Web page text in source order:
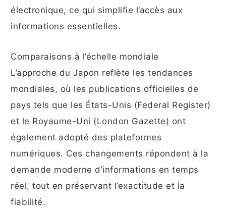
électronique, ce qui simplifie l’accès aux
informations essentielles.
Comparaisons à l’échelle mondiale
L’approche du Japon reflète les tendances
mondiales, où les publications officielles de
pays tels que les États-Unis (Federal Register)
et le Royaume-Uni (London Gazette) ont
également adopté des plateformes
numériques. Ces changements répondent à la
demande moderne d’informations en temps
réel, tout en préservant l’exactitude et la
fiabilité.